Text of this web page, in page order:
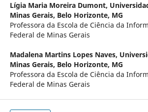
Lígia Maria Moreira Dumont,
Minas Gerais, Belo Horizonte, MG
Professora da Escola de Ciência da
Federal de Minas Gerais
Madalena Martins Lopes Naves,
Minas Gerais, Belo Horizonte, MG
Professora da Escola de Ciência da
Federal de Minas Gerais